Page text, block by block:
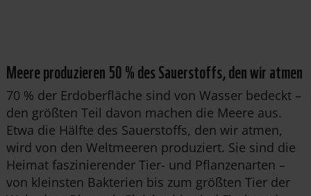
Meere produzieren 50 % des Sauerstoffs, den wir atmen
70 % der Erdoberfläche sind von Wasser bedeckt –
den größten Teil davon machen die Meere aus.
Etwa die Hälfte des Sauerstoffs, den wir atmen,
wird von den Weltmeeren produziert. Sie sind die
Heimat faszinierender Tier- und Pflanzenarten –
von kleinsten Bakterien bis zum größten Tier der